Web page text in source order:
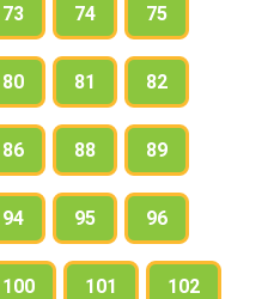
73 74 75
80 81 82
86 88 89
94 95 96
100 101 102